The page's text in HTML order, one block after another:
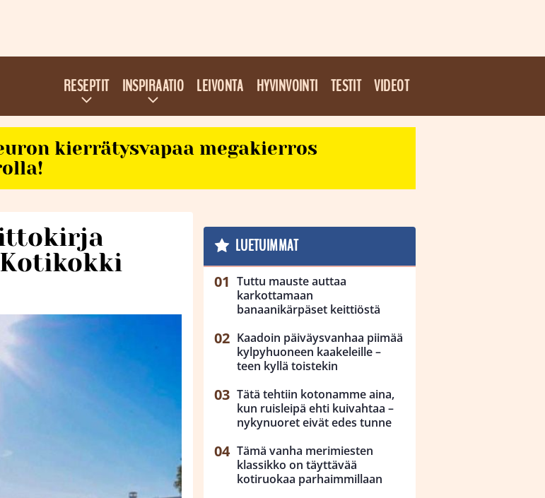
RESEPTIT INSPIRAATIO LEIVONTA HYVINVOINTI TESTIT VIDEOT
kierrätysvapaa megakierros
LUETUIMMAT
Tuttu mauste auttaa
karkottamaan
banaanikärpäset keittiöstä
Kaadoin päiväysvanhaa piimää
kylpyhuoneen kaakeleille –
teen kyllä toistekin
Tätä tehtiin kotonamme aina,
kun ruisleipä ehti kuivahtaa –
nykynuoret eivät edes tunne
Tämä vanha merimiesten
klassikko on täyttävää
kotiruokaa parhaimmillaan